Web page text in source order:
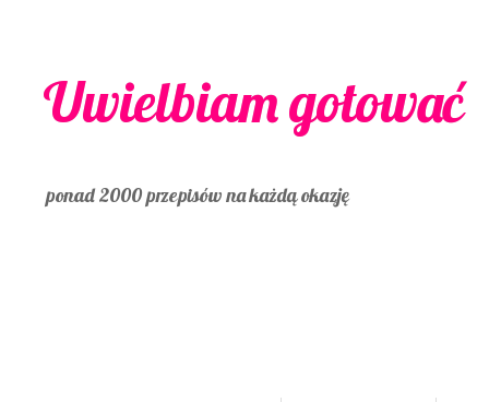
Uwielbiam gotować
ponad 2000 przepisów na każdą okazję